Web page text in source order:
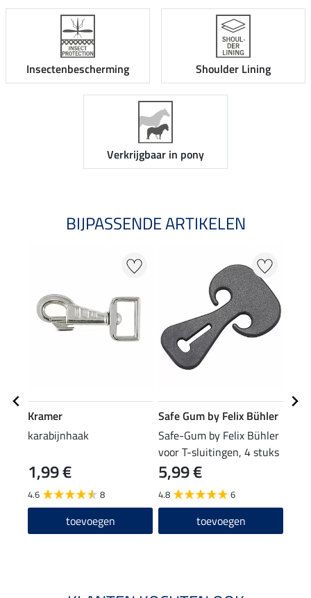
Insectenbescherming Shoulder Lining
Verkrijgbaar in pony
BIJPASSENDE ARTIKELEN
Kramer
karabijnhaak
1,99 €
4.6 8
toevoegen
Safe Gum by Felix Bühler
Safe-Gum by Felix Bühler
voor T-sluitingen, 4 stuks
5,99 €
4.8 6
toevoegen